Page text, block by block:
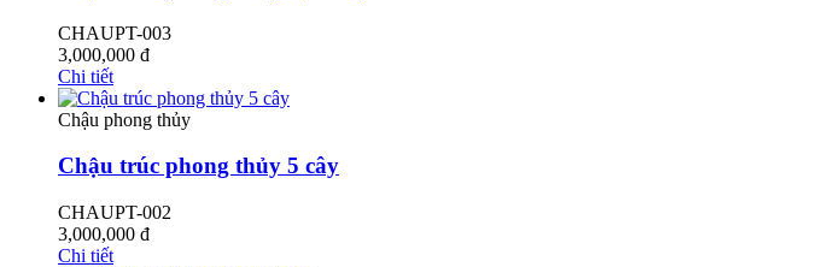
CHAUPT-003
3,000,000 đ
Chi tiết
Chậu phong thủy
Chậu trúc phong thủy 5 cây
CHAUPT-002
3,000,000 đ
Chi tiết